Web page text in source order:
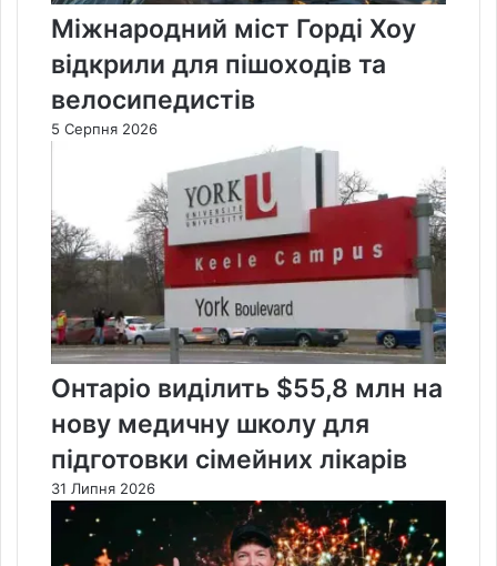
Міжнародний міст Горді Хоу
відкрили для пішоходів та
велосипедистів
5 Серпня 2026
Онтаріо виділить $55,8 млн на
нову медичну школу для
підготовки сімейних лікарів
31 Липня 2026